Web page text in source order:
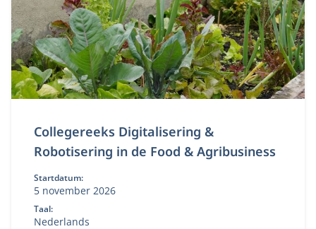
Collegereeks Digitalisering &
Robotisering in de Food & Agribusiness
Startdatum:
5 november 2026
Taal:
Nederlands